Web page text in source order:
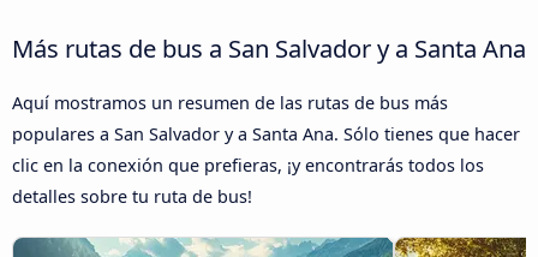
Más rutas de bus a San Salvador y a Santa Ana
Aquí mostramos un resumen de las rutas de bus más
populares a San Salvador y a Santa Ana. Sólo tienes que hacer
clic en la conexión que prefieras, ¡y encontrarás todos los
detalles sobre tu ruta de bus!